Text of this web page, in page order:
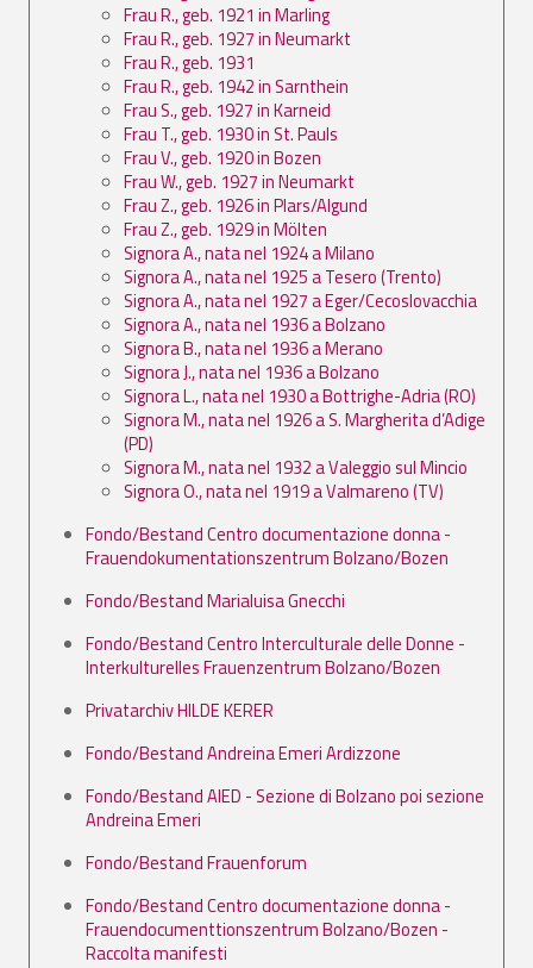
Frau R., geb. 1921 in Marling
Frau R., geb. 1927 in Neumarkt
Frau R., geb. 1931
Frau R., geb. 1942 in Sarnthein
Frau S., geb. 1927 in Karneid
Frau T., geb. 1930 in St. Pauls
Frau V., geb. 1920 in Bozen
Frau W., geb. 1927 in Neumarkt
Frau Z., geb. 1926 in Plars/Algund
Frau Z., geb. 1929 in Mölten
Signora A., nata nel 1924 a Milano
Signora A., nata nel 1925 a Tesero (Trento)
Signora A., nata nel 1927 a Eger/Cecoslovacchia
Signora A., nata nel 1936 a Bolzano
Signora B., nata nel 1936 a Merano
Signora J., nata nel 1936 a Bolzano
Signora L., nata nel 1930 a Bottrighe-Adria (RO)
Signora M., nata nel 1926 a S. Margherita d’Adige
(PD)
Signora M., nata nel 1932 a Valeggio sul Mincio
Signora O., nata nel 1919 a Valmareno (TV)
Fondo/Bestand Centro documentazione donna -
Frauendokumentationszentrum Bolzano/Bozen
Fondo/Bestand Marialuisa Gnecchi
Fondo/Bestand Centro Interculturale delle Donne -
Interkulturelles Frauenzentrum Bolzano/Bozen
Privatarchiv HILDE KERER
Fondo/Bestand Andreina Emeri Ardizzone
Fondo/Bestand AIED - Sezione di Bolzano poi sezione
Andreina Emeri
Fondo/Bestand Frauenforum
Fondo/Bestand Centro documentazione donna -
Frauendocumenttionszentrum Bolzano/Bozen -
Raccolta manifesti